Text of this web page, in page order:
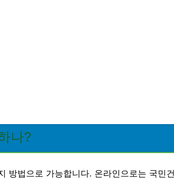
나?
방법으로 가능합니다. 온라인으로는 국민건